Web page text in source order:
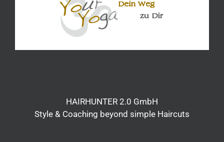
HAIRHUNTER 2.0 GmbH
Style & Coaching beyond simple Haircuts